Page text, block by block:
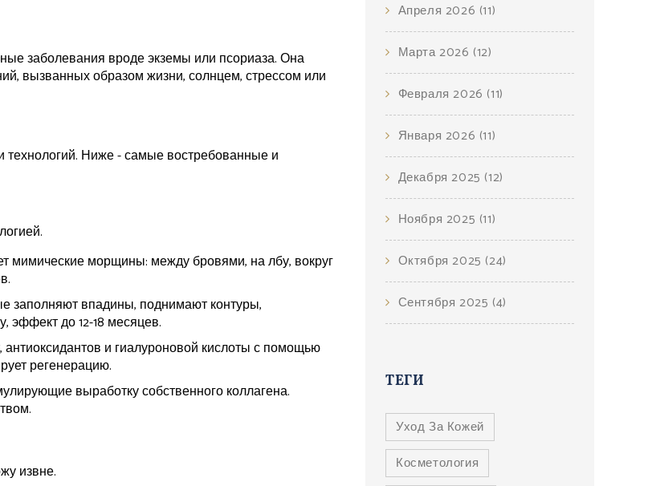
заболевания вроде экземы или псориаза. Она
вызванных образом жизни, солнцем, стрессом или
технологий. Ниже - самые востребованные и
мимические морщины: между бровями, на лбу, вокруг
заполняют впадины, поднимают контуры,
эффект до 12-18 месяцев.
и гиалуроновой кислоты с помощью
регенерацию.
выработку собственного коллагена.
извне.
Апреля 2026 (11)
Марта 2026 (12)
Февраля 2026 (11)
Января 2026 (11)
Декабря 2025 (12)
Ноября 2025 (11)
Октября 2025 (24)
Сентября 2025 (4)
ТЕГИ
Уход За Кожей
Косметология